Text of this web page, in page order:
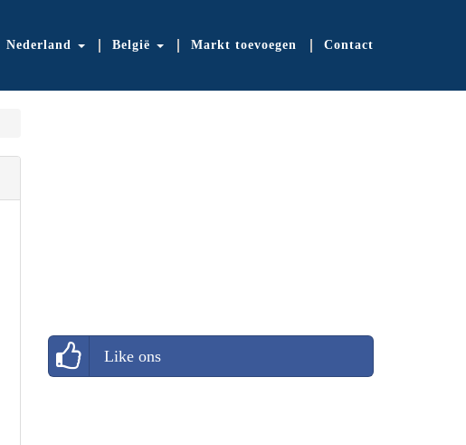
Nederland België Markt toevoegen Contact
Like ons